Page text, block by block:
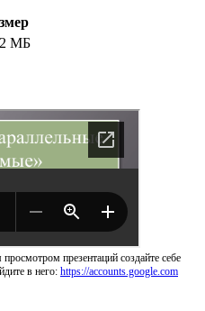
МБ
презентаций создайте себе
в него: https://accounts.google.com